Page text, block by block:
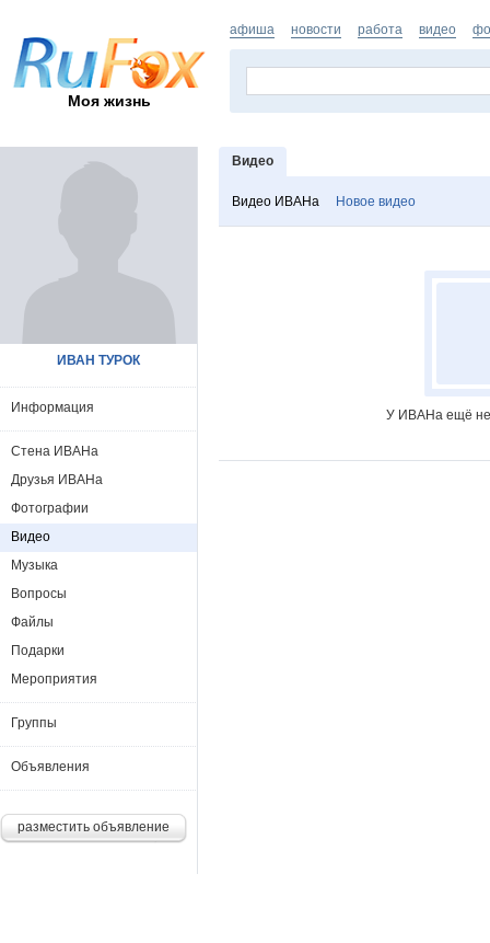
Моя жизнь
афиша новости работа видео
Видео
Видео ИВАНа Новое видео
У ИВАНа ещё
ИВАН ТУРОК
Информация
Стена ИВАНа
Друзья ИВАНа
Фотографии
Видео
Музыка
Вопросы
Файлы
Подарки
Мероприятия
Группы
Объявления
разместить объявление